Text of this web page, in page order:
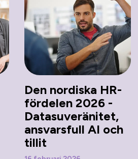
Den nordiska HR-
fördelen 2026 -
Datasuveränitet,
ansvarsfull AI och
tillit